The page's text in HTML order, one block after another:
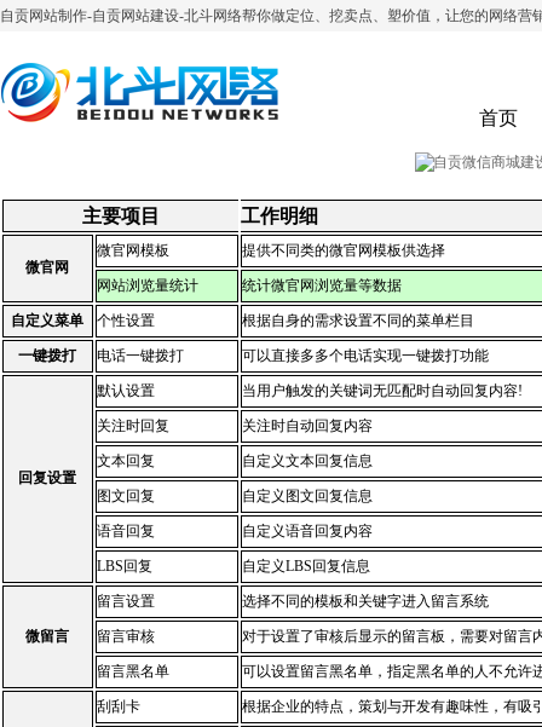
自贡网站制作-自贡网站建设-北斗网络帮你做定位、挖卖点、塑价值，让您的网络营
首页
主要项目 工作明细
微官网
微官网模板 提供不同类的微官网模板供选择
网站浏览量统计 统计微官网浏览量等数据
自定义菜单 个性设置 根据自身的需求设置不同的菜单栏目
一键拨打 电话一键拨打 可以直接多多个电话实现一键拨打功能
回复设置
默认设置 当用户触发的关键词无匹配时自动回复内容!
关注时回复 关注时自动回复内容
文本回复 自定义文本回复信息
图文回复 自定义图文回复信息
语音回复 自定义语音回复内容
LBS回复 自定义LBS回复信息
微留言
留言设置 选择不同的模板和关键字进入留言系统
留言审核 对于设置了审核后显示的留言板，需要对留言
留言黑名单 可以设置留言黑名单，指定黑名单的人不允许
刮刮卡 根据企业的特点，策划与开发有趣味性，有吸